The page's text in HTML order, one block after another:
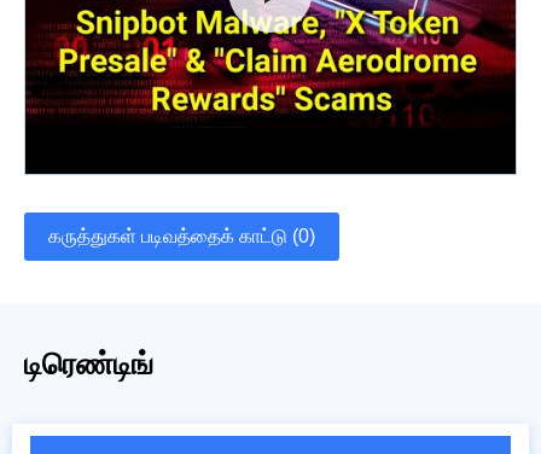
கருத்துகள் படிவத்தைக் காட்டு (0)
டிரெண்டிங்